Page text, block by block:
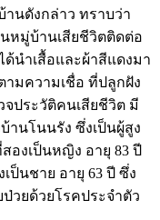
นดังกล่าว ทราบว่า
หมู่บ้านเสียชีวิตติดต่อ
ด้นำเสื้อและผ้าสีแดงมา
มความเชื่อ ที่ปลูกฝัง
ประวัติคนเสียชีวิต มี
านโนนรัง ซึ่งเป็นผู้สูง
องเป็นหญิง อายุ 83 ปี
ป็นชาย อายุ 63 ปี ซึ่ง
วยด้วยโรคประจำตัว